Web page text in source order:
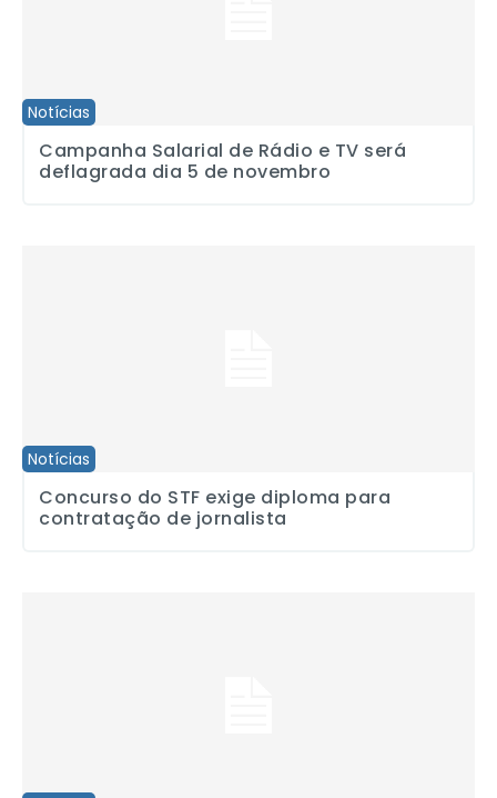
Notícias
Campanha Salarial de Rádio e TV será
deflagrada dia 5 de novembro
Notícias
Concurso do STF exige diploma para
contratação de jornalista